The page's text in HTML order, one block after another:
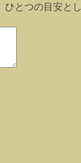
ひとつの目安と